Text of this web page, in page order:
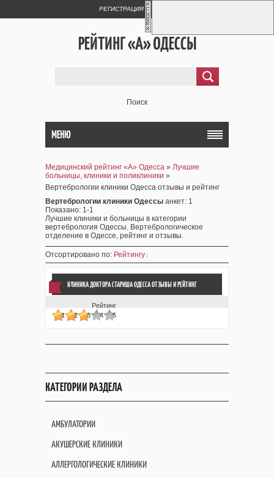
РЕГИСТРАЦИЯ
РЕЙТИНГ «А» ОДЕССЫ
Поиск
МЕНЮ
Медицинский рейтинг «А» Одесса » Лучшие
больницы, клиники и поликлиники »
Вертебрологии клиники Одесса отзывы и рейтинг
Вертебрологии клиники Одессы анкет: 1
Показано: 1-1
Лучшие клиники и больницы в категории
вертебрология Одессы. Вертебрологическое
отделение в Одессе, рейтинг и отзывы.
Отсортировано по: Рейтингу
КЛИНИКА ДОКТОРА СТАРИША ОДЕССА ОТЗЫВЫИ РЕЙТИНГ
Рейтинг
1
2 3 4 5
КАТЕГОРИИ РАЗДЕЛА
АМБУЛАТОРИИ
АКУШЕРСКИЕ КЛИНИКИ
АЛЛЕРГОЛОГИЧЕСКИЕ КЛИНИКИ